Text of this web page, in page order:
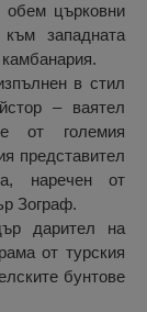
обем църковни
западната
в стил
– ваятел
от големия
представител
наречен от
Зограф.
дарител на
от турския
бунтове